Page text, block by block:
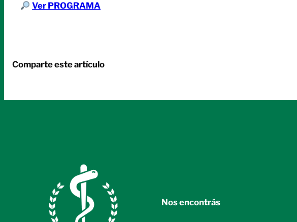
Ver PROGRAMA
Comparte este artículo
Nos encontrás